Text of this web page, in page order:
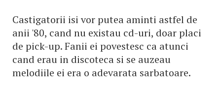
Castigatorii isi vor putea aminti astfel de
anii '80, cand nu existau cd-uri, doar placi
de pick-up. Fanii ei povestesc ca atunci
cand erau in discoteca si se auzeau
melodiile ei era o adevarata sarbatoare.